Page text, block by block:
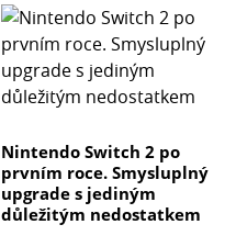
Nintendo Switch 2 po
prvním roce. Smysluplný
upgrade s jediným
důležitým nedostatkem